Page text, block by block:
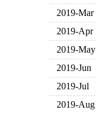
2019-Mar
2019-Apr
2019-May
2019-Jun
2019-Jul
2019-Aug